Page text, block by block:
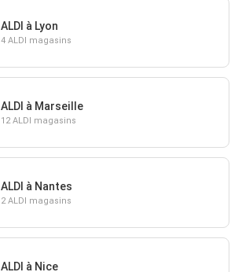
ALDI à Lyon
4 ALDI magasins
ALDI à Marseille
12 ALDI magasins
ALDI à Nantes
2 ALDI magasins
ALDI à Nice